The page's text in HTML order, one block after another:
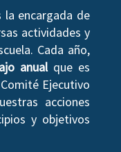
la encargada de
actividades y
Cada año,
anualque es
Ejecutivo
acciones
y objetivos